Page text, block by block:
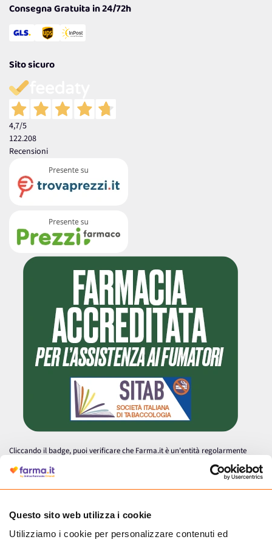
Questo sito web utilizza i cookie
Utilizziamo i cookie per personalizzare contenuti ed
Consegna Gratuita in 24/72h
Sito sicuro
4,7/5
122.208
Recensioni
Cliccando il badge, puoi verificare che Farma.it è un'entità regolarmente
autorizzata dal Ministero della Salute a effettuare la vendita online di
medicinali.